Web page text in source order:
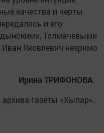
качества и черты
и его
Толмачевыми
Иван Яковлевич незримо
Ирина ТРИФОНОВА.
газеты «Хыпар».